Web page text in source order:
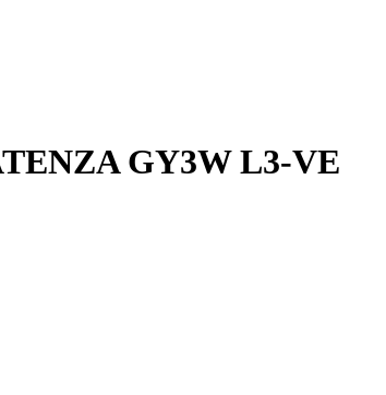
GY3W L3-VE